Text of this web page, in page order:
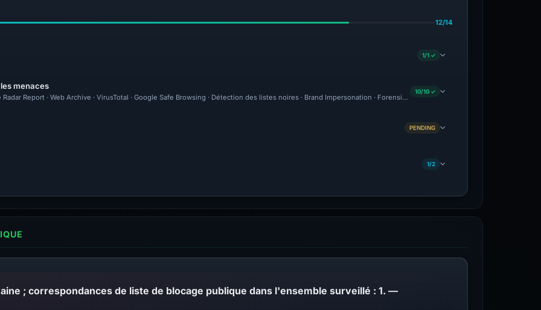
12/14
1/1 ✓
menaces
Radar Report · Web Archive · VirusTotal · Google Safe Browsing · Détection des listes noires · Brand Impersonation · Forensic Evidence Collected · Technical Analysis
10/10 ✓
PENDING
1/2
PhishDestroy répertorie ce domaine ; correspondances de liste de blocage publique dans l'ensemble surveillé : 1. —